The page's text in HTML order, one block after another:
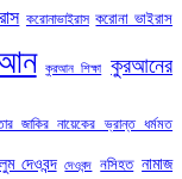
করোনাভাইরাস করোনা ভাইরাস
কুরআন শিক্ষা কুরআনের
জাকির নায়েকের ভ্রান্ত ধর্মমত
দেওবন্দ দেওবন্দ নসিহত নামাজ